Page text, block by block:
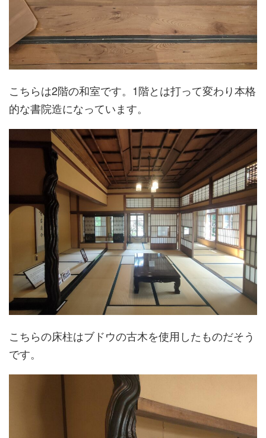
こちらは2階の和室です。1階とは打って変わり本格
的な書院造になっています。
こちらの床柱はブドウの古木を使用したものだそう
です。